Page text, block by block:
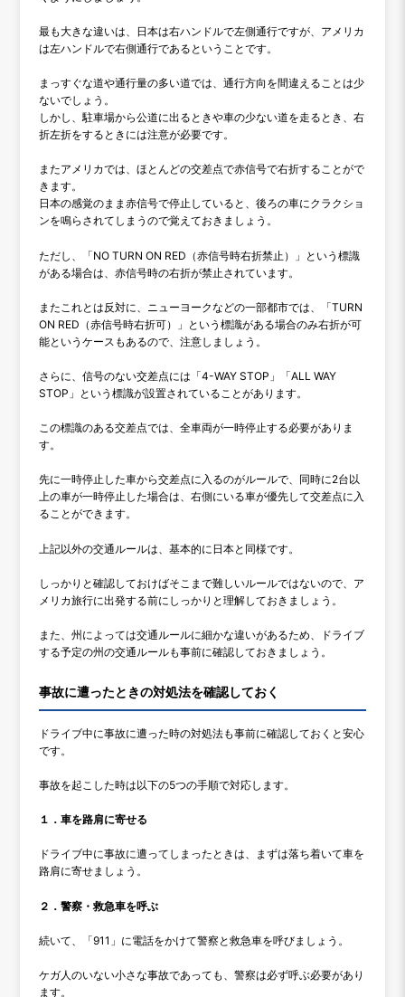
最も大きな違いは、日本は右ハンドルで左側通行ですが、アメリカ
は左ハンドルで右側通行であるということです。
まっすぐな道や通行量の多い道では、通行方向を間違えることは少
ないでしょう。
しかし、駐車場から公道に出るときや車の少ない道を走るとき、右
折左折をするときには注意が必要です。
またアメリカでは、ほとんどの交差点で赤信号で右折することがで
きます。
日本の感覚のまま赤信号で停止していると、後ろの車にクラクショ
ンを鳴らされてしまうので覚えておきましょう。
ただし、「NO TURN ON RED（赤信号時右折禁止）」という標識
がある場合は、赤信号時の右折が禁止されています。
またこれとは反対に、ニューヨークなどの一部都市では、「TURN
ON RED（赤信号時右折可）」という標識がある場合のみ右折が可
能というケースもあるので、注意しましょう。
さらに、信号のない交差点には「4-WAY STOP」「ALL WAY
STOP」という標識が設置されていることがあります。
この標識のある交差点では、全車両が一時停止する必要がありま
す。
先に一時停止した車から交差点に入るのがルールで、同時に2台以
上の車が一時停止した場合は、右側にいる車が優先して交差点に入
ることができます。
上記以外の交通ルールは、基本的に日本と同様です。
しっかりと確認しておけばそこまで難しいルールではないので、ア
メリカ旅行に出発する前にしっかりと理解しておきましょう。
また、州によっては交通ルールに細かな違いがあるため、ドライブ
する予定の州の交通ルールも事前に確認しておきましょう。
事故に遭ったときの対処法を確認しておく
ドライブ中に事故に遭った時の対処法も事前に確認しておくと安心
です。
事故を起こした時は以下の5つの手順で対応します。
１．車を路肩に寄せる
ドライブ中に事故に遭ってしまったときは、まずは落ち着いて車を
路肩に寄せましょう。
２．警察・救急車を呼ぶ
続いて、「911」に電話をかけて警察と救急車を呼びましょう。
ケガ人のいない小さな事故であっても、警察は必ず呼ぶ必要があり
ます。